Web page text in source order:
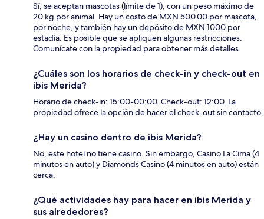
Sí, se aceptan mascotas (límite de 1), con un peso máximo de
20 kg por animal. Hay un costo de MXN 500.00 por mascota,
por noche, y también hay un depósito de MXN 1000 por
estadía. Es posible que se apliquen algunas restricciones.
Comunícate con la propiedad para obtener más detalles.
¿Cuáles son los horarios de check-in y check-out en
ibis Merida?
Horario de check-in: 15:00-00:00. Check-out: 12:00. La
propiedad ofrece la opción de hacer el check-out sin contacto.
¿Hay un casino dentro de ibis Merida?
No, este hotel no tiene casino. Sin embargo, Casino La Cima (4
minutos en auto) y Diamonds Casino (4 minutos en auto) están
cerca.
¿Qué actividades hay para hacer en ibis Merida y
sus alrededores?